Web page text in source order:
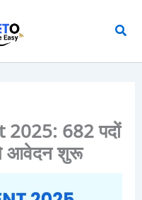
682 पदों
आवेदन शुरू